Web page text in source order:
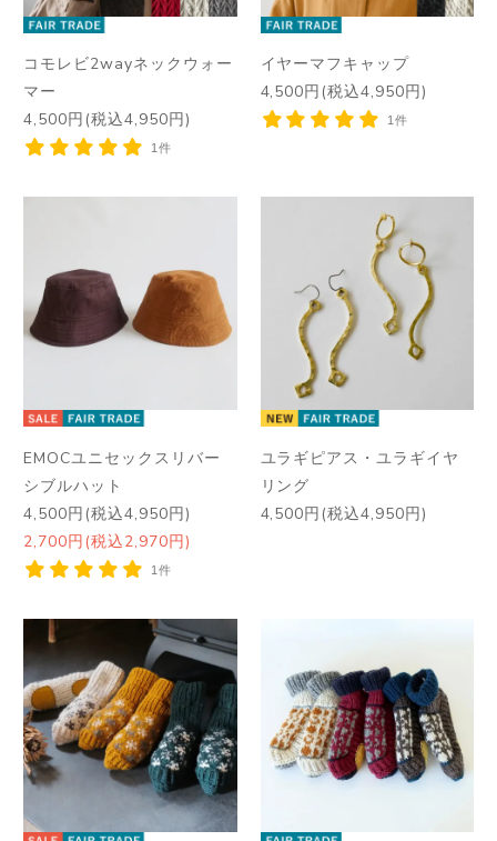
コモレビ2wayネックウォー
マー
4,500円(税込4,950円)
1件
イヤーマフキャップ
4,500円(税込4,950円)
1件
EMOCユニセックスリバー
シブルハット
4,500円(税込4,950円)
2,700円(税込2,970円)
1件
ユラギピアス・ユラギイヤ
リング
4,500円(税込4,950円)